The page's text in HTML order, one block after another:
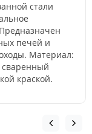
стали
печей и
Материал:
сваренный
краской.